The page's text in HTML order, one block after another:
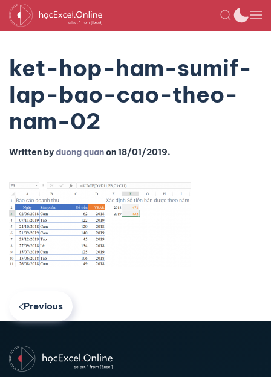
ket-hop-ham-sumif-
lap-bao-cao-theo-
nam-02
Written byduong quanon18/01/2019.
Previous